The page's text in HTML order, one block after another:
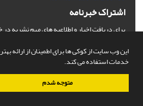
این وب سایت از کوکی ها برای اطمینان از ارائه
خدمات استفاده می کند.
متوجه شدم
اشتراک خبرنامه
برای دریافت اخبار و اطلاعیه های مهم نشریه